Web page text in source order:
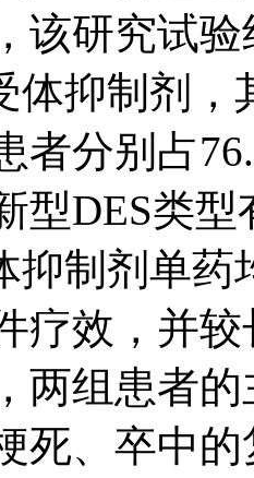
该研究试
体抑制剂
者分别占
型DES类
抑制剂单
疗效，并
两组患者
死、卒中